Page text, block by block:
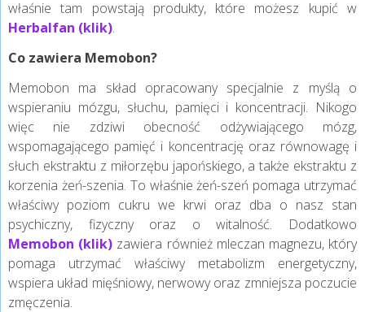
właśnie tam powstają produkty, które możesz kupić w
Herbalfan (klik).
Co zawiera Memobon?
Memobon ma skład opracowany specjalnie z myślą o
wspieraniu mózgu, słuchu, pamięci i koncentracji. Nikogo
więc nie zdziwi obecność odżywiającego mózg,
wspomagającego pamięć i koncentrację oraz równowagę i
słuch ekstraktu z miłorzębu japońskiego, a także ekstraktu z
korzenia żeń-szenia. To właśnie żeń-szeń pomaga utrzymać
właściwy poziom cukru we krwi oraz dba o nasz stan
psychiczny, fizyczny oraz o witalność. Dodatkowo
Memobon (klik) zawiera również mleczan magnezu, który
pomaga utrzymać właściwy metabolizm energetyczny,
wspiera układ mięśniowy, nerwowy oraz zmniejsza poczucie
zmęczenia.